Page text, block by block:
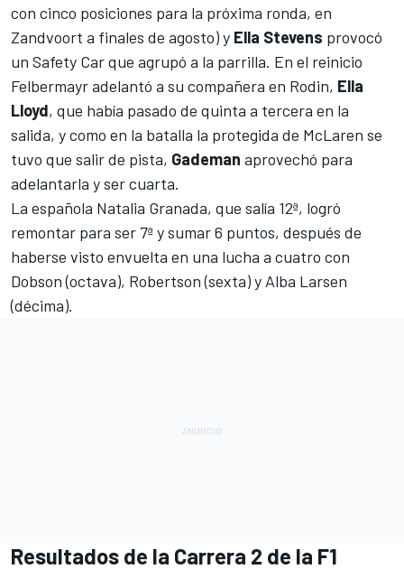
con cinco posiciones para la próxima ronda, en
Zandvoort a finales de agosto) y Ella Stevens provocó
un Safety Car que agrupó a la parrilla. En el reinicio
Felbermayr adelantó a su compañera en Rodin, Ella
Lloyd, que había pasado de quinta a tercera en la
salida, y como en la batalla la protegida de McLaren se
tuvo que salir de pista, Gademan aprovechó para
adelantarla y ser cuarta.
La española Natalia Granada, que salía 12ª, logró
remontar para ser 7ª y sumar 6 puntos, después de
haberse visto envuelta en una lucha a cuatro con
Dobson (octava), Robertson (sexta) y Alba Larsen
(décima).
Resultados de la Carrera 2 de la F1